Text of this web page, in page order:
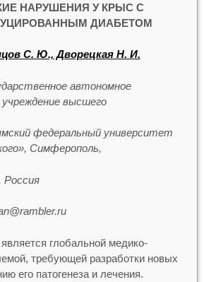
НАРУШЕНИЯ У КРЫС С
ДИАБЕТОМ
С. Ю., Дворецкая Н. И.
автономное
высшего
федеральный университет
Симферополь,
Россия
глобальной медико-
требующей разработки новых
его патогенеза и лечения.